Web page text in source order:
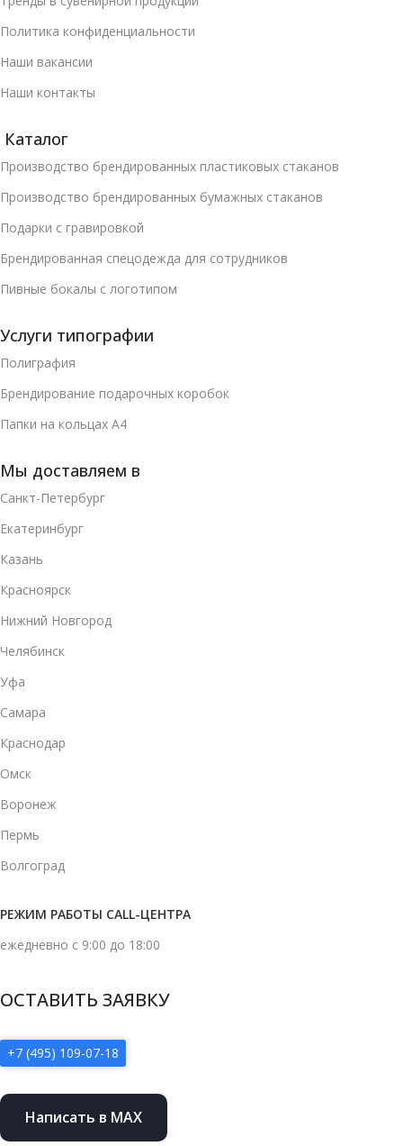
Политика конфиденциальности
Наши вакансии
Наши контакты
Каталог
Производство брендированных пластиковых стаканов
Производство брендированных бумажных стаканов
Подарки с гравировкой
Брендированная спецодежда для сотрудников
Пивные бокалы с логотипом
Услуги типографии
Полиграфия
Брендирование подарочных коробок
Папки на кольцах А4
Мы доставляем в
Санкт-Петербург
Екатеринбург
Казань
Красноярск
Нижний Новгород
Челябинск
Уфа
Самара
Краснодар
Омск
Воронеж
Пермь
Волгоград
РЕЖИМ РАБОТЫ CALL-ЦЕНТРА
ежедневно с 9:00 до 18:00
ОСТАВИТЬ ЗАЯВКУ
+7 (495) 109-07-18
Написать в MAX